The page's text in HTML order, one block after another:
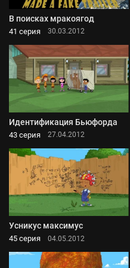
В поисках мракоягод
41 серия 30.03.2012
Идентификация Бьюфорда
43 серия 27.04.2012
Усникус максимус
45 серия 04.05.2012